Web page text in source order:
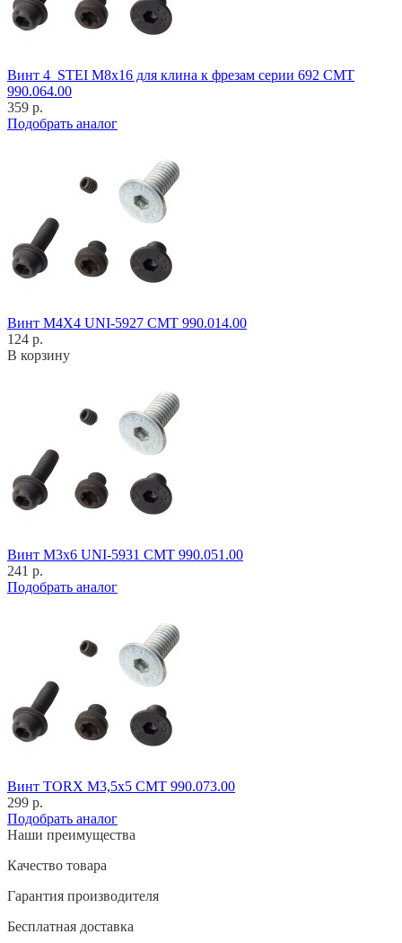
Винт 4_STEI M8x16 для клина к фрезам серии 692 CMT
990.064.00
359 р.
Подобрать аналог
Винт M4X4 UNI-5927 CMT 990.014.00
124 р.
В корзину
Винт M3x6 UNI-5931 CMT 990.051.00
241 р.
Подобрать аналог
Винт TORX M3,5x5 CMT 990.073.00
299 р.
Подобрать аналог
Наши преимущества
Качество товара
Гарантия производителя
Бесплатная доставка